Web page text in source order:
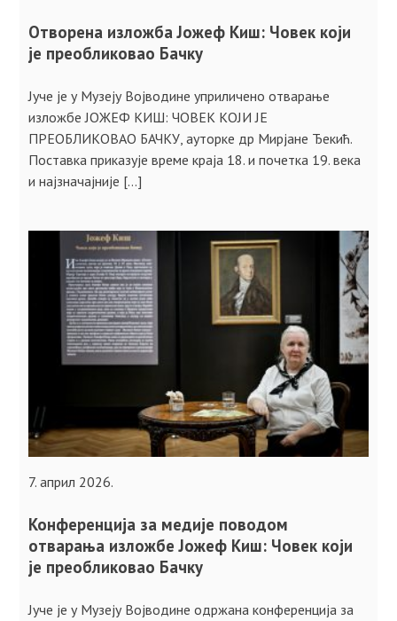
Отворена изложба Јожеф Киш: Човек који
је преобликовао Бачку
Јуче је у Музеју Војводине уприличено отварање
изложбе ЈОЖЕФ КИШ: ЧОВЕК КОЈИ ЈЕ
ПРЕОБЛИКОВАО БАЧКУ, ауторке др Мирјане Ђекић.
Поставка приказује време краја 18. и почетка 19. века
и најзначајније […]
7. април 2026.
Конференција за медије поводом
отварања изложбе Јожеф Киш: Човек који
је преобликовао Бачку
Јуче је у Музеју Војводине одржана конференција за